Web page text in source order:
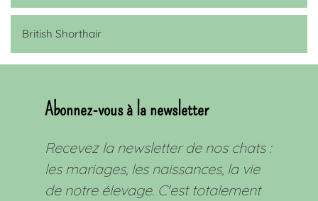
British Shorthair
Abonnez-vous à la newsletter
Recevez la newsletter de nos chats :
les mariages, les naissances, la vie
de notre élevage. C'est totalement